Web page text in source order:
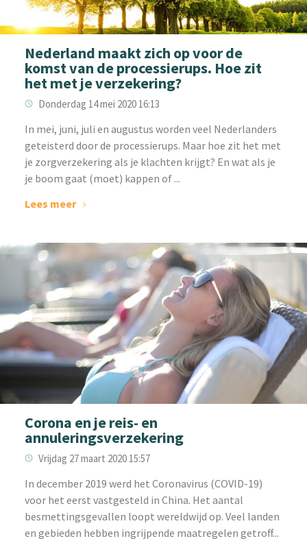
Nederland maakt zich op voor de
komst van de processierups. Hoe zit
het met je verzekering?
Donderdag 14 mei 2020 16:13
In mei, juni, juli en augustus worden veel Nederlanders
geteisterd door de processierups. Maar hoe zit het met
je zorgverzekering als je klachten krijgt? En wat als je
je boom gaat (moet) kappen of ...
Lees meer
Corona en je reis- en
annuleringsverzekering
Vrijdag 27 maart 2020 15:57
In december 2019 werd het Coronavirus (COVID-19)
voor het eerst vastgesteld in China. Het aantal
besmettingsgevallen loopt wereldwijd op. Veel landen
en gebieden hebben ingrijpende maatregelen getroff...